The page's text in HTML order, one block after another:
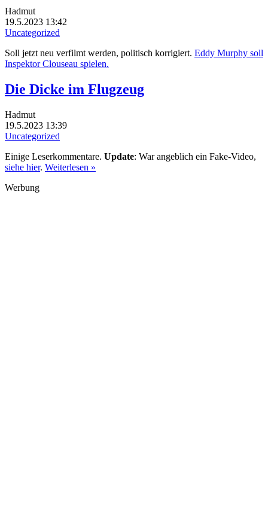
Hadmut
19.5.2023 13:42
Uncategorized
Soll jetzt neu verfilmt werden, politisch korrigiert. Eddy Murphy soll
Inspektor Clouseau spielen.
Die Dicke im Flugzeug
Hadmut
19.5.2023 13:39
Uncategorized
Einige Leserkommentare. Update: War angeblich ein Fake-Video,
siehe hier. Weiterlesen »
Werbung